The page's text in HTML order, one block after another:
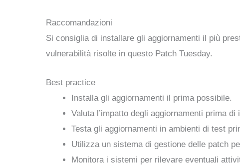
Raccomandazioni
Si consiglia di installare gli aggiornamenti il più
vulnerabilità risolte in questo Patch Tuesday.
Best practice
Installa gli aggiornamenti il prima possibile.
Valuta l’impatto degli aggiornamenti prima
Testa gli aggiornamenti in ambienti di test
Utilizza un sistema di gestione delle patch
Monitora i sistemi per rilevare eventuali